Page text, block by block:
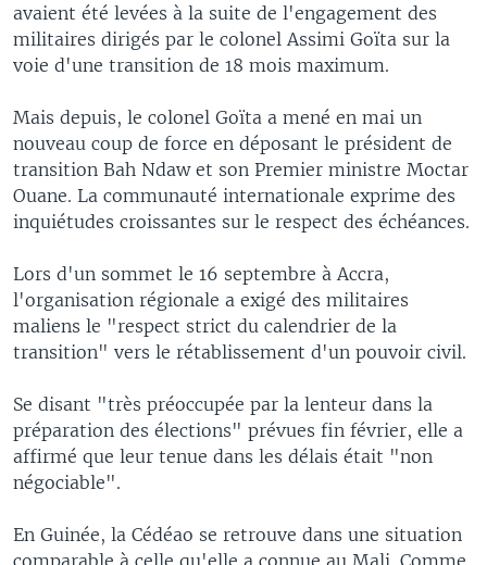
avaient été levées à la suite de l'engagement des
militaires dirigés par le colonel Assimi Goïta sur la
voie d'une transition de 18 mois maximum.
Mais depuis, le colonel Goïta a mené en mai un
nouveau coup de force en déposant le président de
transition Bah Ndaw et son Premier ministre Moctar
Ouane. La communauté internationale exprime des
inquiétudes croissantes sur le respect des échéances.
Lors d'un sommet le 16 septembre à Accra,
l'organisation régionale a exigé des militaires
maliens le "respect strict du calendrier de la
transition" vers le rétablissement d'un pouvoir civil.
Se disant "très préoccupée par la lenteur dans la
préparation des élections" prévues fin février, elle a
affirmé que leur tenue dans les délais était "non
négociable".
En Guinée, la Cédéao se retrouve dans une situation
comparable à celle qu'elle a connue au Mali. Comme